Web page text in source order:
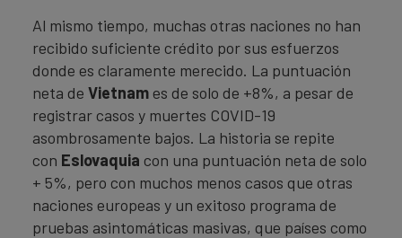
Al mismo tiempo, muchas otras naciones no han
recibido suficiente crédito por sus esfuerzos
donde es claramente merecido. La puntuación
neta de Vietnam es de solo de +8%, a pesar de
registrar casos y muertes COVID-19
asombrosamente bajos. La historia se repite
con Eslovaquia con una puntuación neta de solo
+ 5%, pero con muchos menos casos que otras
naciones europeas y un exitoso programa de
pruebas asintomáticas masivas, que países como